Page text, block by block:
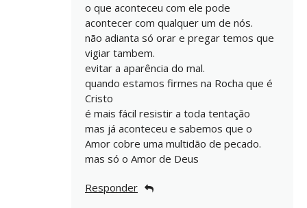
o que aconteceu com ele pode
acontecer com qualquer um de nós.
não adianta só orar e pregar temos que
vigiar tambem.
evitar a aparência do mal.
quando estamos firmes na Rocha que é
Cristo
é mais fácil resistir a toda tentação
mas já aconteceu e sabemos que o
Amor cobre uma multidão de pecado.
mas só o Amor de Deus
Responder